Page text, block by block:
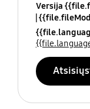
Versija